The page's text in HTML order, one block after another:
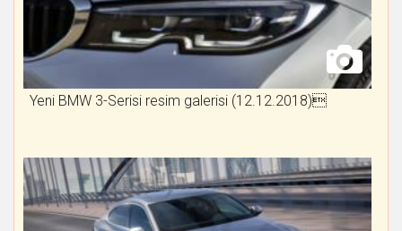
Yeni BMW 3-Serisi resim galerisi (12.12.2018)